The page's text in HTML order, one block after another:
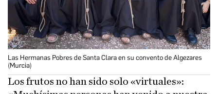
Las Hermanas Pobres de Santa Clara en su convento de Algezares
(Murcia)
Los frutos no han sido solo «virtuales»: